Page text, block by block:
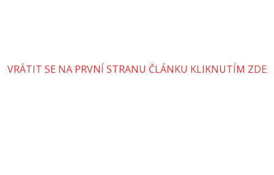
VRÁTIT SE NA PRVNÍ STRANU ČLÁNKU KLIKNUTÍM ZDE